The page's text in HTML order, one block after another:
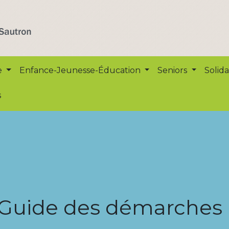
Enfance-Jeunesse-Éducation Seniors
des démarches